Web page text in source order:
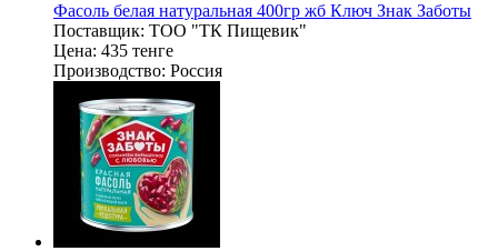
Фасоль белая натуральная 400гр жб Ключ Знак Заботы
Поставщик: ТОО "ТК Пищевик"
Цена: 435 тенге
Производство: Россия